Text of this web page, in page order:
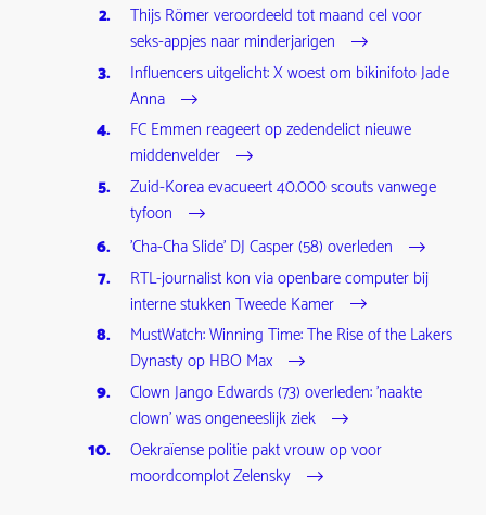
Thijs Römer veroordeeld tot maand cel voor
seks-appjes naar minderjarigen
Influencers uitgelicht: X woest om bikinifoto Jade
Anna
FC Emmen reageert op zedendelict nieuwe
middenvelder
Zuid-Korea evacueert 40.000 scouts vanwege
tyfoon
'Cha-Cha Slide' DJ Casper (58) overleden
RTL-journalist kon via openbare computer bij
interne stukken Tweede Kamer
MustWatch: Winning Time: The Rise of the Lakers
Dynasty op HBO Max
Clown Jango Edwards (73) overleden: 'naakte
clown' was ongeneeslijk ziek
Oekraïense politie pakt vrouw op voor
moordcomplot Zelensky